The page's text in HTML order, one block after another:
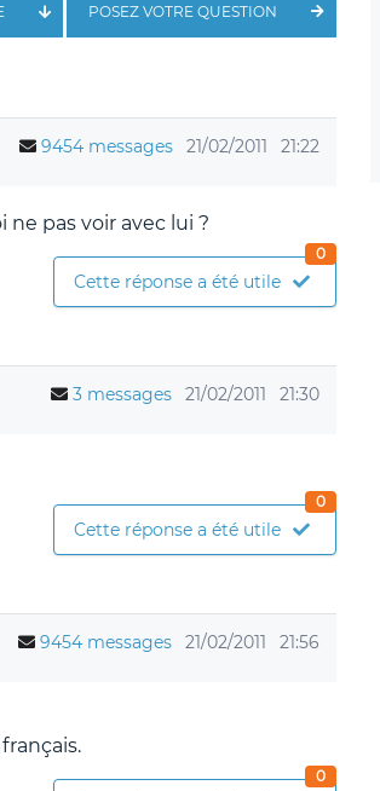
POSEZ VOTRE QUESTION
9454 messages 21/02/2011 21:22
ne pas voir avec lui ?
Cette réponse a été utile
0
3 messages 21/02/2011 21:30
Cette réponse a été utile
0
9454 messages 21/02/2011 21:56
0